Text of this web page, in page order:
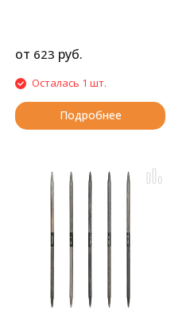
спиц basix Birch.
от 623 руб.
Осталась 1 шт.
Подробнее